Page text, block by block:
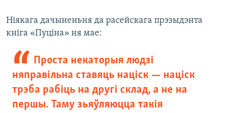
Ніякага дачыненьня да расейскага прэзыдэнта
кніга «Пуціна» ня мае:
Проста некаторыя людзі
няправільна ставяць націск — націск
трэба рабіць на другі склад, а не на
першы. Таму зьяўляюцца такія